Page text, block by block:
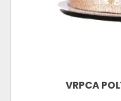
VRPCA